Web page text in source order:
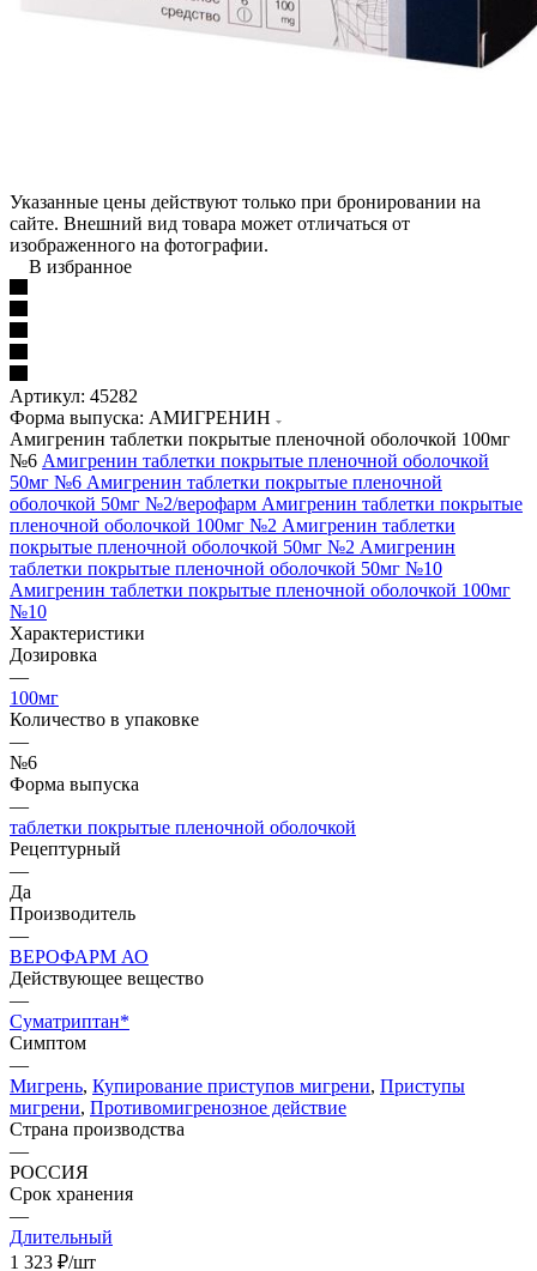
Указанные цены действуют только при бронировании на
сайте. Внешний вид товара может отличаться от
изображенного на фотографии.
В избранное
Артикул: 45282
Форма выпуска: АМИГРЕНИН
Амигренин таблетки покрытые пленочной оболочкой 100мг
№6 Амигренин таблетки покрытые пленочной оболочкой
50мг №6 Амигренин таблетки покрытые пленочной
оболочкой 50мг №2/верофарм Амигренин таблетки покрытые
пленочной оболочкой 100мг №2 Амигренин таблетки
покрытые пленочной оболочкой 50мг №2 Амигренин
таблетки покрытые пленочной оболочкой 50мг №10
Амигренин таблетки покрытые пленочной оболочкой 100мг
№10
Характеристики
Дозировка
—
100мг
Количество в упаковке
—
№6
Форма выпуска
—
таблетки покрытые пленочной оболочкой
Рецептурный
—
Да
Производитель
—
ВЕРОФАРМ АО
Действующее вещество
—
Суматриптан*
Симптом
—
Мигрень, Купирование приступов мигрени, Приступы
мигрени, Противомигренозное действие
Страна производства
—
РОССИЯ
Срок хранения
—
Длительный
1 323 ₽/шт